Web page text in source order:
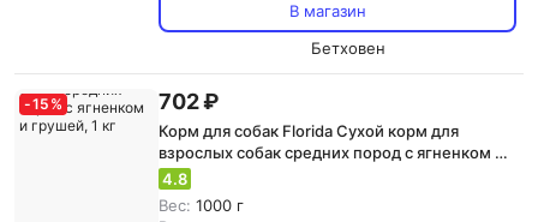
В магазин
Бетховен
-15 % 702 ₽
Корм для собак Florida Сухой корм для
взрослых собак средних пород с ягненком и
грушей, 1 кг
4.8
Вес: 1000 г